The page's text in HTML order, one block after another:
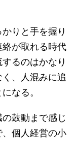
りと手を握り
が取れる時代
るのはかなり
、人混みに追
なる。
鼓動まで感じ
個人経営の小